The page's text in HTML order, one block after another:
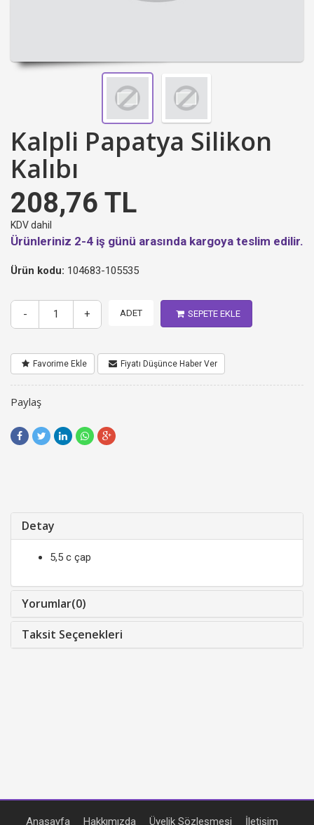
Kalpli Papatya Silikon
Kalıbı
208,76 TL
KDV dahil
Ürünleriniz 2-4 iş günü arasında kargoya teslim edilir.
Ürün kodu: 104683-105535
- + ADET SEPETE EKLE
Favorime Ekle Fiyatı Düşünce Haber Ver
Paylaş
Detay
5,5 c çap
Yorumlar(0)
Taksit Seçenekleri
Anasayfa Hakkımızda Üyelik Sözleşmesi İletişim